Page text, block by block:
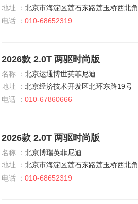
地址 ： 北京市海淀区莲石东路莲玉桥西北角
电话 ： 010-68652319
2026款 2.0T 两驱时尚版
名称 ： 北京运通博世英菲尼迪
地址 ： 北京经济技术开发区北环东路19号
电话 ： 010-67860666
2026款 2.0T 两驱时尚版
名称 ： 北京博瑞英菲尼迪
地址 ： 北京市海淀区莲石东路莲玉桥西北角
电话 ： 010-68652319